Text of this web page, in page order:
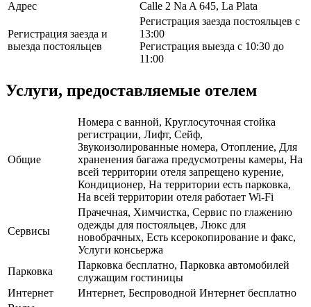
Адрес
Calle 2 Na A 645, La Plata
Регистрация заезда и
выезда постояльцев
Регистрация заезда постояльцев с
13:00
Регистрация выезда с 10:30 до
11:00
Услуги, предоставляемые отелем
Общие
Номера с ванной, Круглосуточная стойка
регистрации, Лифт, Сейф,
Звукоизолированные номера, Отопление, Для
храненения багажа предусмотрены камеры, На
всей территории отеля запрещено курение,
Кондиционер, На территории есть парковка,
На всей территории отеля работает Wi-Fi
Сервисы
Прачечная, Химчистка, Сервис по глажению
одежды для постояльцев, Люкс для
новобрачных, Есть ксерокопирование и факс,
Услуги консьержа
Парковка
Парковка бесплатно, Парковка автомобилей
служащим гостиницы
Интернет
Интернет, Беспроводной Интернет бесплатно